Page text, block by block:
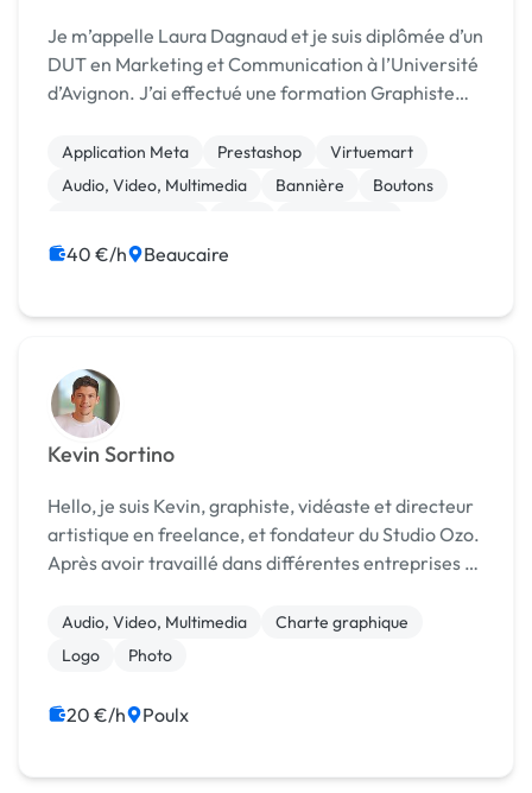
Je m’appelle Laura Dagnaud et je suis diplômée d’un
DUT en Marketing et Communication à l’Université
d’Avignon. J’ai effectué une formation Graphiste
Appliqués) que j’ai obtenu et qui atteste de mes
comp...
Application Meta Prestashop
Virtuemart
Audio, Video, Multimedia
Bannière
Boutons
Motion design
40 €/h Beaucaire
Kevin Sortino
Hello, je suis Kevin, graphiste, vidéaste et directeur
artistique en freelance, et fondateur du Studio Ozo.
Après avoir travaillé dans différentes entreprises à
suivre ma propre voie pour dé...
Audio, Video, Multimedia
Charte graphique
Logo
Photo
20 €/h Poulx